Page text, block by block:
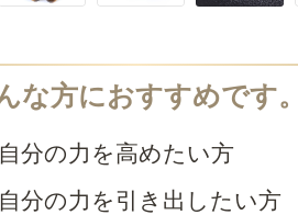
自分の力を高めたい方
自分の力を引き出したい方